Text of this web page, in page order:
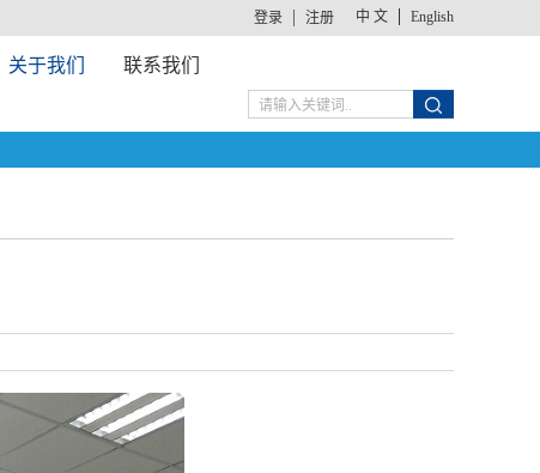
中 文 English
登录 注册
关于我们 联系我们